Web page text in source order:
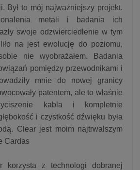
Był to mój najważniejszy projekt.
metali i badania ich
swoje odzwierciedlenie w tym
na jest ewolucję do poziomu,
nie wyobrażałem. Badania
pomiędzy przewodnikami i
mnie do nowej granicy
patentem, ale to właśnie
kabla i kompletnie
i czystkość dźwięku była
Clear jest moim najtrwalszym
Cardas
korzysta z technologi dobranej